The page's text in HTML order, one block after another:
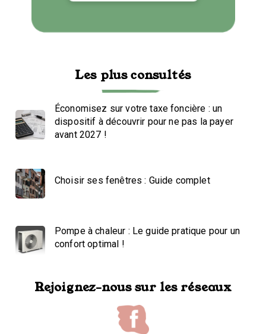
Les plus consultés
Économisez sur votre taxe foncière : un
dispositif à découvrir pour ne pas la payer
avant 2027 !
Choisir ses fenêtres : Guide complet
Pompe à chaleur : Le guide pratique pour un
confort optimal !
Rejoignez-nous sur les réseaux